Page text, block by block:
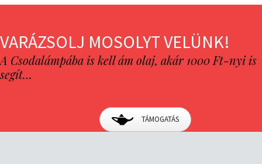
VARÁZSOLJ MOSOLYT VELÜNK!
A Csodalámpába is kell ám olaj, akár 1000 Ft-nyi is
segít…
TÁMOGATÁS